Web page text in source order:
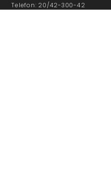
Telefon: 20/42-300-42